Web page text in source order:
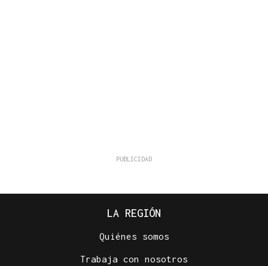
LA REGIÓN
Quiénes somos
Trabaja con nosotros